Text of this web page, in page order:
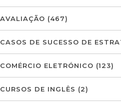
AVALIAÇÃO (467)
CASOS DE SUCESSO DE
COMÉRCIO ELETRÓNICO (123)
CURSOS DE INGLÊS (2)